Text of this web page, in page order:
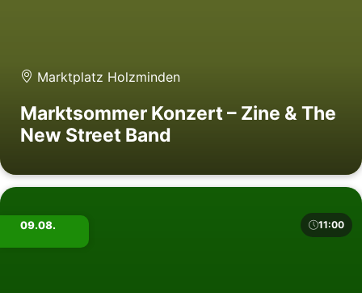
Marktplatz Holzminden
Marktsommer Konzert – Zine & The
New Street Band
09.08. 11:00